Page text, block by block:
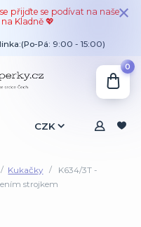
přijďte se podívat na naše
Kladně 💖
CZK
Pá: 9:00 - 15:00)
0
Kukačky
K634/3T -
strojkem